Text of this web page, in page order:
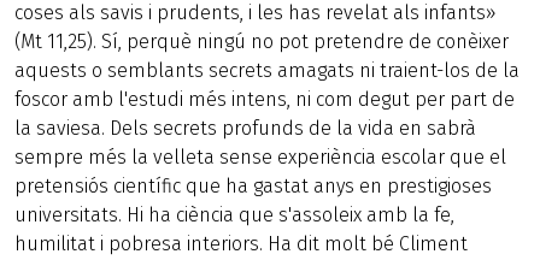
coses als savis i prudents, i les has revelat als infants»
(Mt 11,25). Sí, perquè ningú no pot pretendre de conèixer
aquests o semblants secrets amagats ni traient-los de la
foscor amb l'estudi més intens, ni com degut per part de
la saviesa. Dels secrets profunds de la vida en sabrà
sempre més la velleta sense experiència escolar que el
pretensiós científic que ha gastat anys en prestigioses
universitats. Hi ha ciència que s'assoleix amb la fe,
humilitat i pobresa interiors. Ha dit molt bé Climent